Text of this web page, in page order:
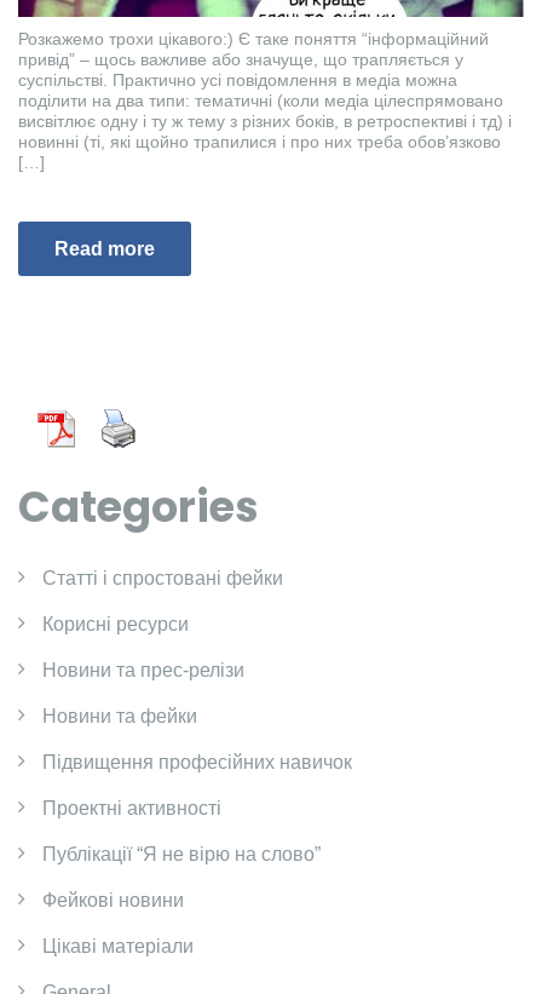
Розкажемо трохи цікавого:) Є таке поняття “інформаційний
привід” – щось важливе або значуще, що трапляється у
суспільстві. Практично усі повідомлення в медіа можна
поділити на два типи: тематичні (коли медіа цілеспрямовано
висвітлює одну і ту ж тему з різних боків, в ретроспективі і тд) і
новинні (ті, які щойно трапилися і про них треба обов’язково
[…]
Read more
Categories
Cтатті і спростовані фейки
Корисні ресурси
Новини та прес-релізи
Новини та фейки
Підвищення професійних навичок
Проектні активності
Публікації “Я не вірю на слово”
Фейкові новини
Цікаві матеріали